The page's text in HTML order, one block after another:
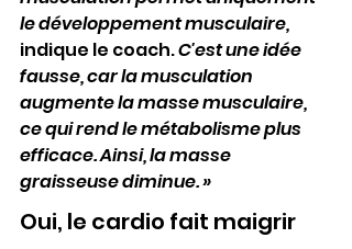
le développement musculaire,
indique le coach. C'est une idée
fausse, car la musculation
augmente la masse musculaire,
ce qui rend le métabolisme plus
efficace. Ainsi, la masse
graisseuse diminue. »
Oui, le cardio fait maigrir